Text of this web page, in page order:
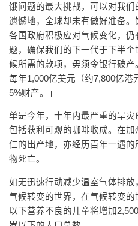
饿问题的最大挑战，可以对我
遗憾地，全球却未有做好准备
各国政府积极应对气候变化，仍
题，确保我们的下一代于下半
候所需的款项，毋须令银行破
每年1,000亿美元（约7,800亿
5%财产。」
单是今年，十年内最严重的旱灾
包括获利可观的咖啡收成。在
仁的出产地，亦经历百年一遇
物死亡。
如无迅速行动减少温室气体排
气候转变的世界，在气候转变
以下营养不良的儿童将增加